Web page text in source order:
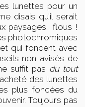
lunettes pour un
disais qu’il serait
paysages… flous !
photochromiques
qui foncent avec
non avisés de
suffit pas du tout
des lunettes
plus foncées du
Toujours pas